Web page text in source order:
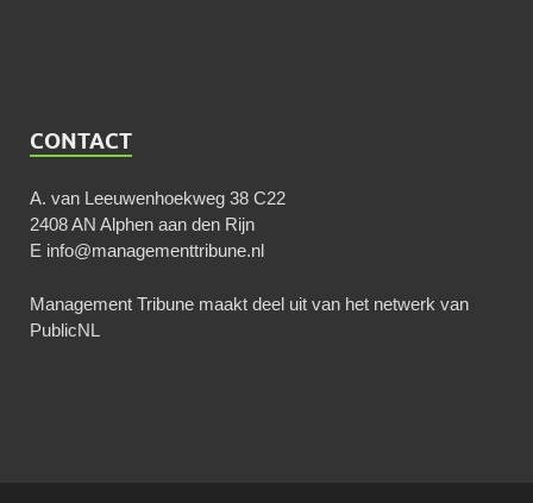
CONTACT
A. van Leeuwenhoekweg 38 C22
2408 AN Alphen aan den Rijn
E info@managementtribune.nl
Management Tribune maakt deel uit van het netwerk van
PublicNL